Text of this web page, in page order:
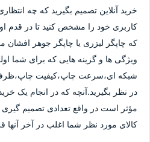
خرید آنلاین تصمیم بگیرید که چه
کاربری خود را مشخص کنید تا در قدم
که چاپگر لیزری یا چاپگر جوهر افشان
ویژگی ها و گزینه هایی که برای شما
شبکه ای،سرعت چاپ،کیفیت
در نظر بگیرید.آنچه که در انجام یک
مؤثر است در واقع تعدادی تصمیم
کالای مورد نظر شما اغلب در آخر آنها